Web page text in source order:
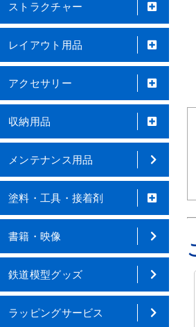
ストラクチャー
レイアウト用品
アクセサリー
収納用品
メンテナンス用品
塗料・工具・接着剤
書籍・映像
鉄道模型グッズ
ラッピングサービス